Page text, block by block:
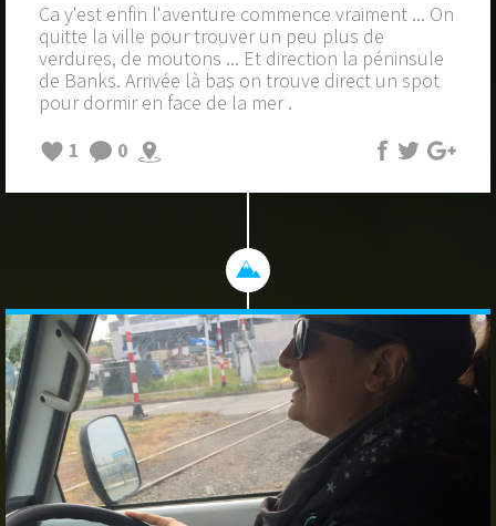
Ca y'est enfin l'aventure commence vraiment ... On
quitte la ville pour trouver un peu plus de
verdures, de moutons ... Et direction la péninsule
de Banks. Arrivée là bas on trouve direct un spot
pour dormir en face de la mer .
1
0